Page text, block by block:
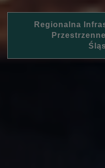
Regionalna